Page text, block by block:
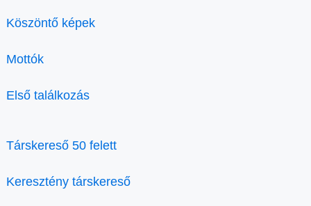
Köszöntő képek
Mottók
Első találkozás
Társkereső 50 felett
Keresztény társkereső